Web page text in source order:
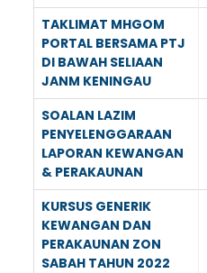
TAKLIMAT MHGOM
PORTAL BERSAMA PTJ
DI BAWAH SELIAAN
JANM KENINGAU
SOALAN LAZIM
PENYELENGGARAAN
LAPORAN KEWANGAN
& PERAKAUNAN
KURSUS GENERIK
KEWANGAN DAN
PERAKAUNAN ZON
SABAH TAHUN 2022